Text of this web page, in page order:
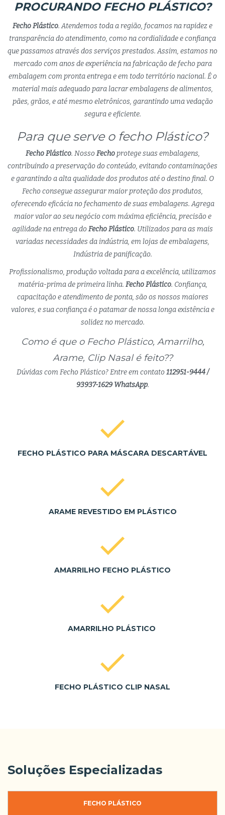
PROCURANDO FECHO PLÁSTICO?
Fecho Plástico. Atendemos toda a região, focamos na rapidez e
transparência do atendimento, como na cordialidade e confiança
que passamos através dos serviços prestados. Assim, estamos no
mercado com anos de experiência na fabricação de fecho para
embalagem com pronta entrega e em todo território nacional. É o
material mais adequado para lacrar embalagens de alimentos,
pães, grãos, e até mesmo eletrônicos, garantindo uma vedação
segura e eficiente.
Para que serve o fecho Plástico?
Fecho Plástico. Nosso Fechoprotege suas embalagens,
contribuindo a preservação do conteúdo, evitando contaminações
e garantindo a alta qualidade dos produtos até o destino final. O
Fecho consegue assegurar maior proteção dos produtos,
oferecendo eficácia no fechamento de suas embalagens. Agrega
maior valor ao seu negócio com máxima eficiência, precisão e
agilidade na entrega do Fecho Plástico. Utilizados para as mais
variadas necessidades da indústria, em lojas de embalagens,
Indústria de panificação.
Profissionalismo, produção voltada para a excelência, utilizamos
matéria-prima de primeira linha. Fecho Plástico. Confiança,
capacitação e atendimento de ponta, são os nossos maiores
valores, e sua confiança é o patamar de nossa longa existência e
solidez no mercado.
Como é que o Fecho Plástico, Amarrilho,
Arame, Clip Nasal é feito??
Dúvidas com Fecho Plástico? Entre em contato 112951-9444 /
93937-1629 WhatsApp.
FECHO PLÁSTICO PARA MÁSCARA DESCARTÁVEL
ARAME REVESTIDO EM PLÁSTICO
AMARRILHO FECHO PLÁSTICO
AMARRILHO PLÁSTICO
FECHO PLÁSTICO CLIP NASAL
Soluções Especializadas
FECHO PLÁSTICO